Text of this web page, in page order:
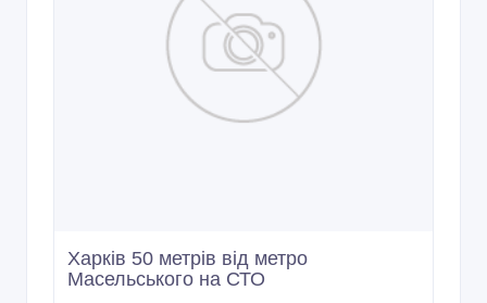
Харків 50 метрів від метро
Масельського на СТО